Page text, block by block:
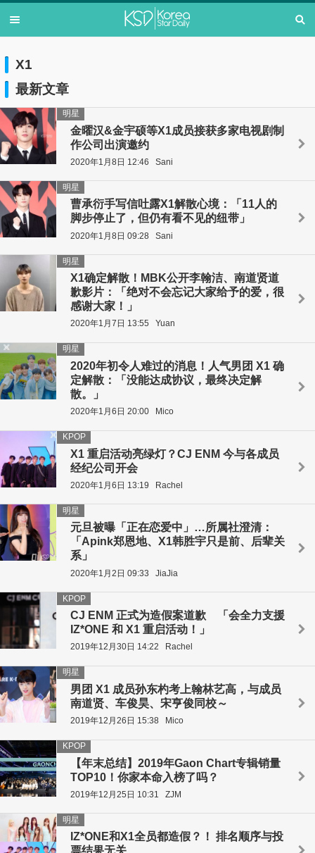
X1
最新文章
金曜汉&金宇硕等X1成员接获多家电视剧制
作公司出演邀约
明星
2020年1月8日 12:46 Sani
曹承衍手写信吐露X1解散心境：「11人的
脚步停止了，但仍有看不见的纽带」
明星
2020年1月8日 09:28 Sani
X1确定解散！MBK公开李翰洁、南道贤道
歉影片：「绝对不会忘记大家给予的爱，很
感谢大家！」
明星
2020年1月7日 13:55 Yuan
2020年初令人难过的消息！人气男团 X1 确
定解散：「没能达成协议，最终决定解
散。」
明星
2020年1月6日 20:00 Mico
X1 重启活动亮绿灯？CJ ENM 今与各成员
经纪公司开会
KPOP
2020年1月6日 13:19 Rachel
元旦被曝「正在恋爱中」…所属社澄清：
「Apink郑恩地、X1韩胜宇只是前、后辈关
系」
明星
2020年1月2日 09:33 JiaJia
CJ ENM 正式为造假案道歉 「会全力支援
IZ*ONE 和 X1 重启活动！」
KPOP
2019年12月30日 14:22 Rachel
男团 X1 成员孙东杓考上翰林艺高，与成员
南道贤、车俊昊、宋亨俊同校～
明星
2019年12月26日 15:38 Mico
【年末总结】2019年Gaon Chart专辑销量
TOP10！你家本命入榜了吗？
KPOP
2019年12月25日 10:31 ZJM
IZ*ONE和X1全员都造假？！ 排名顺序与投
明星